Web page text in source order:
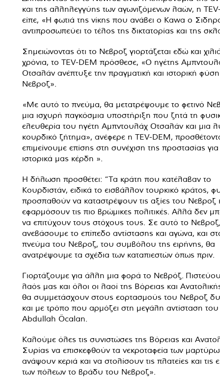
και της αλληλεγγύης των αγωνιζόμενων λαών, η
είπε, «Η φωτιά της νίκης που ανάβει ο Kawa ο
αντιπροσωπεύει το τέλος της δικτατορίας και της
Σημειώνοντας ότι το Νεβροζ γιορτάζεται εδώ και
χρόνια, το TEV-DEM πρόσθεσε, «Ο ηγέτης
Οτσαλάν ανέπτυξε την πραγματική και ιστορική
Νεβροζ».
«Με αυτό το πνεύμα, θα μετατρέψουμε το φετινό
μια ισχυρή παγκόσμια υποστήριξη που ζητά τη
ελευθερία του ηγέτη Αμπντουλάχ Οτσαλάν και μια
κουρδικό ζήτημα», ανέφερε η TEV-DEM,
επιμείνουμε επίσης στη συνέχιση της προστασίας
ιστορικά μας κέρδη ».
Η δήλωση προσθέτει: “Τα κράτη που κατέλαβαν το
Κουρδιστάν, ειδικά το εισβάλλον τουρκικό κράτος,
προσπαθούν να καταστρέψουν τις αξίες του Νεβροζ
εφαρμόσουν τις πιο βρώμικες πολιτικές. Αλλά δεν
να επιτύχουν τους στόχους τους. Σε αυτό το
ανεβάσουμε το επίπεδο αντίστασης και αγώνα, και
πνεύμα του Νεβροζ, του συμβόλου της ειρήνης, θα
ανατρέψουμε τα σχέδια των καταπιεστών όπως πριν.
Γιορτάζουμε για άλλη μια φορά το Νεβρόζ.
λαός μας και όλοι οι λαοί της Βόρειας και
θα συμμετάσχουν στους εορτασμούς του Νεβροζ
και με τρόπο που αρμόζει στη μεγάλη αντίσταση του
Abdullah Öcalan.
Καλούμε όλες τις συνιστώσες της Βόρειας και
Συρίας να επισκεφθούν τα νεκροταφεία των
ανάψουν κεριά και να στολίσουν τις πλατείες και τις
των πόλεων το βράδυ του Νεβροζ».